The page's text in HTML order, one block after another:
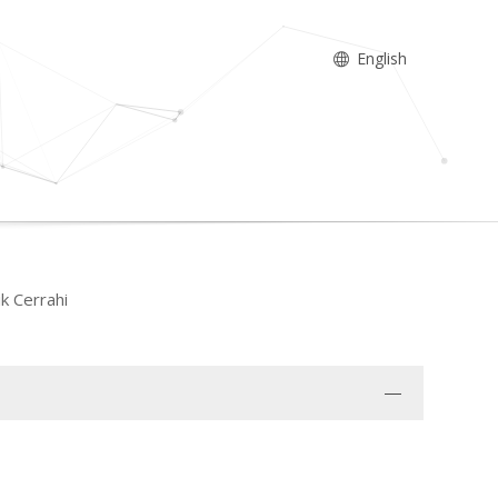
English
Cerrahi